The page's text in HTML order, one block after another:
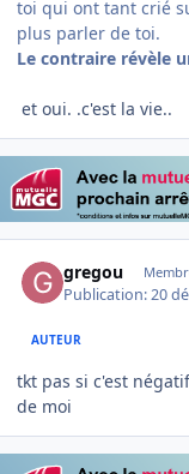
toi qui ont tant crié
plus parler de toi.
Le contraire révèle
et oui. .c'est la vie..
gregou
Publication:20
AUTEUR
tkt pas si c'est
de moi